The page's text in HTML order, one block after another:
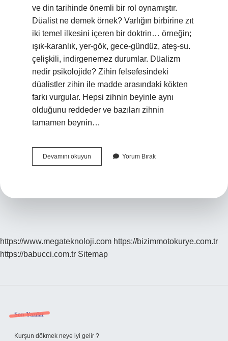
ve din tarihinde önemli bir rol oynamıştır.
Düalist ne demek örnek? Varlığın birbirine zıt
iki temel ilkesini içeren bir doktrin… örneğin;
ışık-karanlık, yer-gök, gece-gündüz, ateş-su.
çelişkili, indirgenemez durumlar. Düalizm
nedir psikolojide? Zihin felsefesindeki
düalistler zihin ile madde arasındaki kökten
farkı vurgular. Hepsi zihnin beyinle aynı
olduğunu reddeder ve bazıları zihnin
tamamen beynin…
Devamını okuyun
Bakış
Yorum Bırak
https://www.megateknoloji.com https://bizimmotokurye.com.tr
https://babucci.com.tr Sitemap
Sidebar
Son Yazılar
Kurşun dökmek neye iyi gelir ?